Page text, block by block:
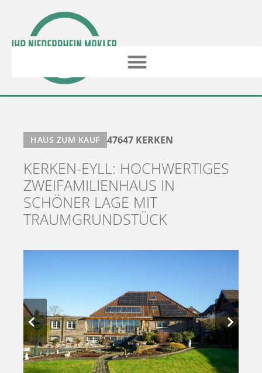
HAUS ZUM KAUF 47647 KERKEN
KERKEN-EYLL: HOCHWERTIGES
ZWEIFAMILIENHAUS IN
SCHÖNER LAGE MIT
TRAUMGRUNDSTÜCK